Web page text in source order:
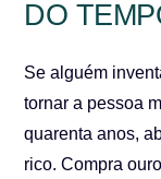
DO
Se alguém
tornar a pessoa
quarenta anos,
rico. Compra